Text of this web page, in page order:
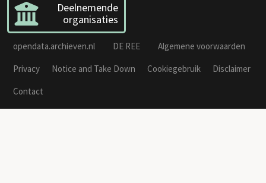
Deelnemende
organisaties
opendata.archieven.nl DE REE
Algemene voorwaarden
Privacy
Notice and Take Down Cookiegebruik
Disclaimer
Contact